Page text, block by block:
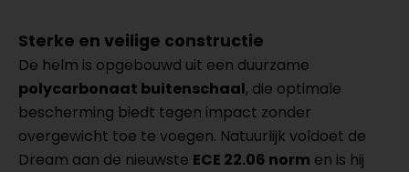
Sterke en veilige constructie
De helm is opgebouwd uit een duurzame
polycarbonaat buitenschaal, die optimale
bescherming biedt tegen impact zonder
overgewicht toe te voegen. Natuurlijk voldoet de
Dream aan de nieuwste ECE 22.06 norm en is hij